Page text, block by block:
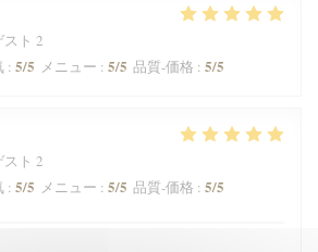
スト 2
: 5/5 メニュー : 5/5 品質-価格 : 5/5
スト 2
: 5/5 メニュー : 5/5 品質-価格 : 5/5